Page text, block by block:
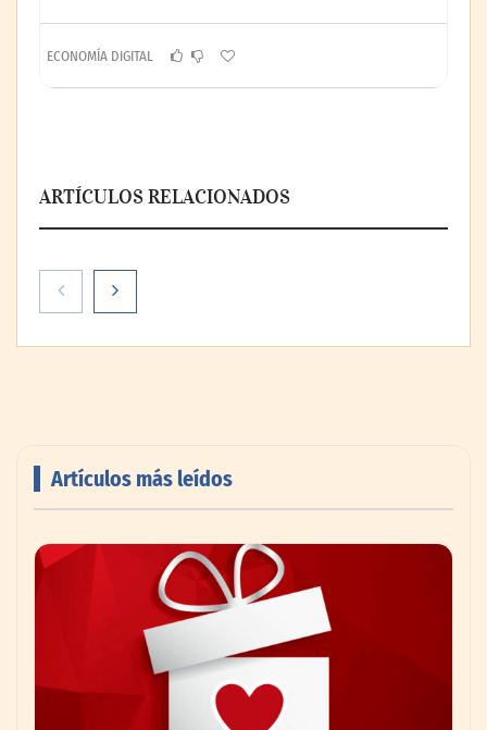
ECONOMÍA DIGITAL
ARTÍCULOS RELACIONADOS
pisos deportivos para gimnasios en México
Artículos más leídos